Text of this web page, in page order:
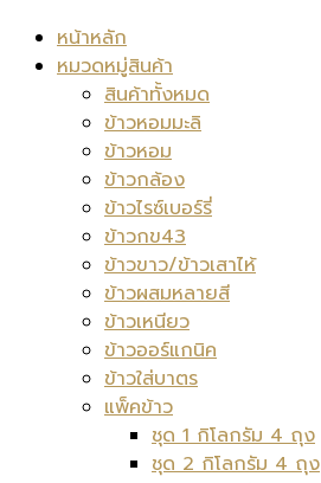
หน้าหลัก
หมวดหมู่สินค้า
สินค้าทั้งหมด
ข้าวหอมมะลิ
ข้าวหอม
ข้าวกล้อง
ข้าวไรซ์เบอร์รี่
ข้าวกข43
ข้าวขาว/ข้าวเสาไห้
ข้าวผสมหลายสี
ข้าวเหนียว
ข้าวออร์แกนิค
ข้าวใส่บาตร
แพ็คข้าว
ชุด 1 กิโลกรัม 4 ถุง
ชุด 2 กิโลกรัม 4 ถุง